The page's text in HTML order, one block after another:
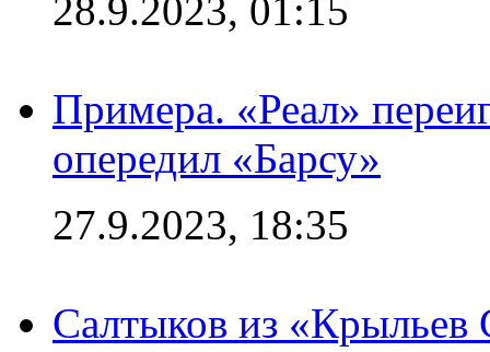
28.9.2023, 01:15
Примера. «Реал»
опередил «Барсу»
27.9.2023, 18:35
Салтыков из «Крыльев